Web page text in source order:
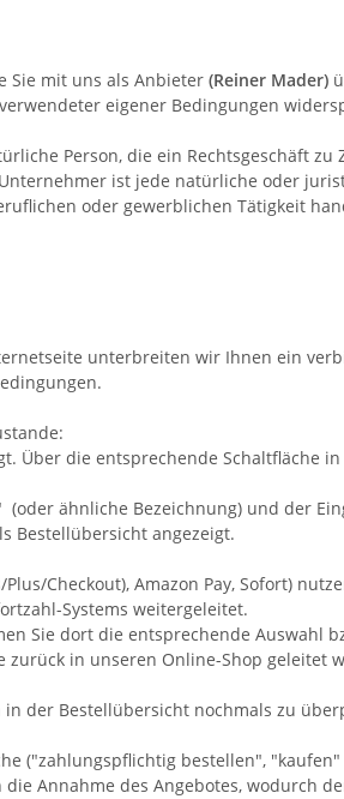
Sie mit uns als Anbieter (Reiner Mader)
eigener Bedingungen
Person, die ein Rechtsgeschäft
ist jede natürliche oder
oder gewerblichen Tätigkeit
unterbreiten wir Ihnen ein
Über die entsprechende Schaltfläche
(oder ähnliche Bezeichnung) und der
Bestellübersicht angezeigt.
Checkout), Amazon Pay, Sofort)
Systems weitergeleitet.
Sie dort die entsprechende Auswahl
in unseren Online-Shop geleitet
der Bestellübersicht nochmals zu
("zahlungspflichtig bestellen",
Annahme des Angebotes, wodurch